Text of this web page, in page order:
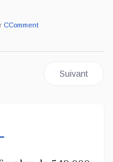
CComment
PARTICIPATION DE
Article
Suivant